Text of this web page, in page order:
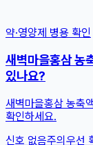
약·영양제 병용 확인
새벽마을홍삼 농
있나요?
새벽마을홍삼 농축
확인하세요.
신호 없음주의 우선